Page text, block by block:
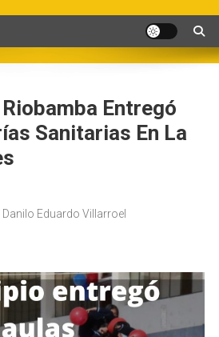
digitales
Entregó
Sanitarias En La
Danilo Eduardo Villarroel